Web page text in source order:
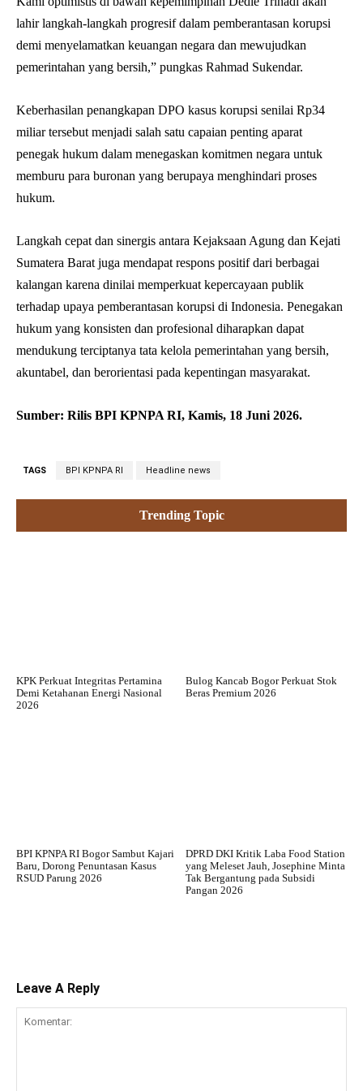
lahir langkah-langkah progresif dalam pemberantasan korupsi
demi menyelamatkan keuangan negara dan mewujudkan
pemerintahan yang bersih,” pungkas Rahmad Sukendar.
Keberhasilan penangkapan DPO kasus korupsi senilai Rp34
miliar tersebut menjadi salah satu capaian penting aparat
penegak hukum dalam menegaskan komitmen negara untuk
memburu para buronan yang berupaya menghindari proses
hukum.
Langkah cepat dan sinergis antara Kejaksaan Agung dan Kejati
Sumatera Barat juga mendapat respons positif dari berbagai
kalangan karena dinilai memperkuat kepercayaan publik
terhadap upaya pemberantasan korupsi di Indonesia. Penegakan
hukum yang konsisten dan profesional diharapkan dapat
mendukung terciptanya tata kelola pemerintahan yang bersih,
akuntabel, dan berorientasi pada kepentingan masyarakat.
Sumber: Rilis BPI KPNPA RI, Kamis, 18 Juni 2026.
TAGS BPI KPNPA RI Headline news
Trending Topic
KPK Perkuat Integritas Pertamina
Demi Ketahanan Energi Nasional
2026
Bulog Kancab Bogor Perkuat Stok
Beras Premium 2026
BPI KPNPA RI Bogor Sambut Kajari
Baru, Dorong Penuntasan Kasus
RSUD Parung 2026
DPRD DKI Kritik Laba Food Station
yang Meleset Jauh, Josephine Minta
Tak Bergantung pada Subsidi
Pangan 2026
Leave A Reply